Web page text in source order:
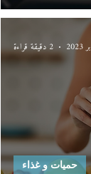
حميات و غذاء
2 دقيقة قراءة